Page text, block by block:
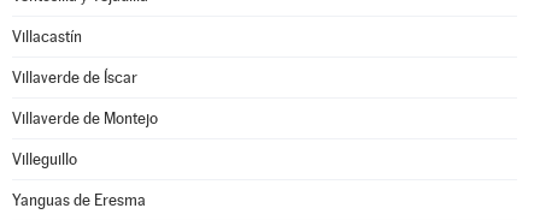
Villacastín
Villaverde de Íscar
Villaverde de Montejo
Villeguillo
Yanguas de Eresma